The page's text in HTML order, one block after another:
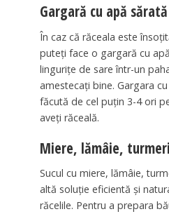
Gargară cu apă sărată
În caz că răceala este
puteţi face o gargară cu
linguriţe de sare într-un
amestecaţi bine. Gargara
făcută de cel puţin 3-4 ori
aveţi răceală.
Miere, lămâie,
Sucul cu miere, lămâie,
altă soluţie eficientă şi
răcelile. Pentru a prepara